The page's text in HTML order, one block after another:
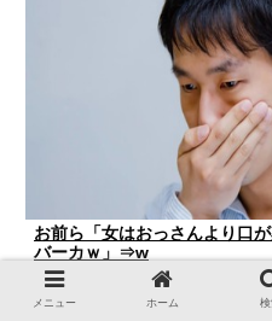
お前ら「女はおっさんより口
バーカｗ」⇒w
メニュー ホーム